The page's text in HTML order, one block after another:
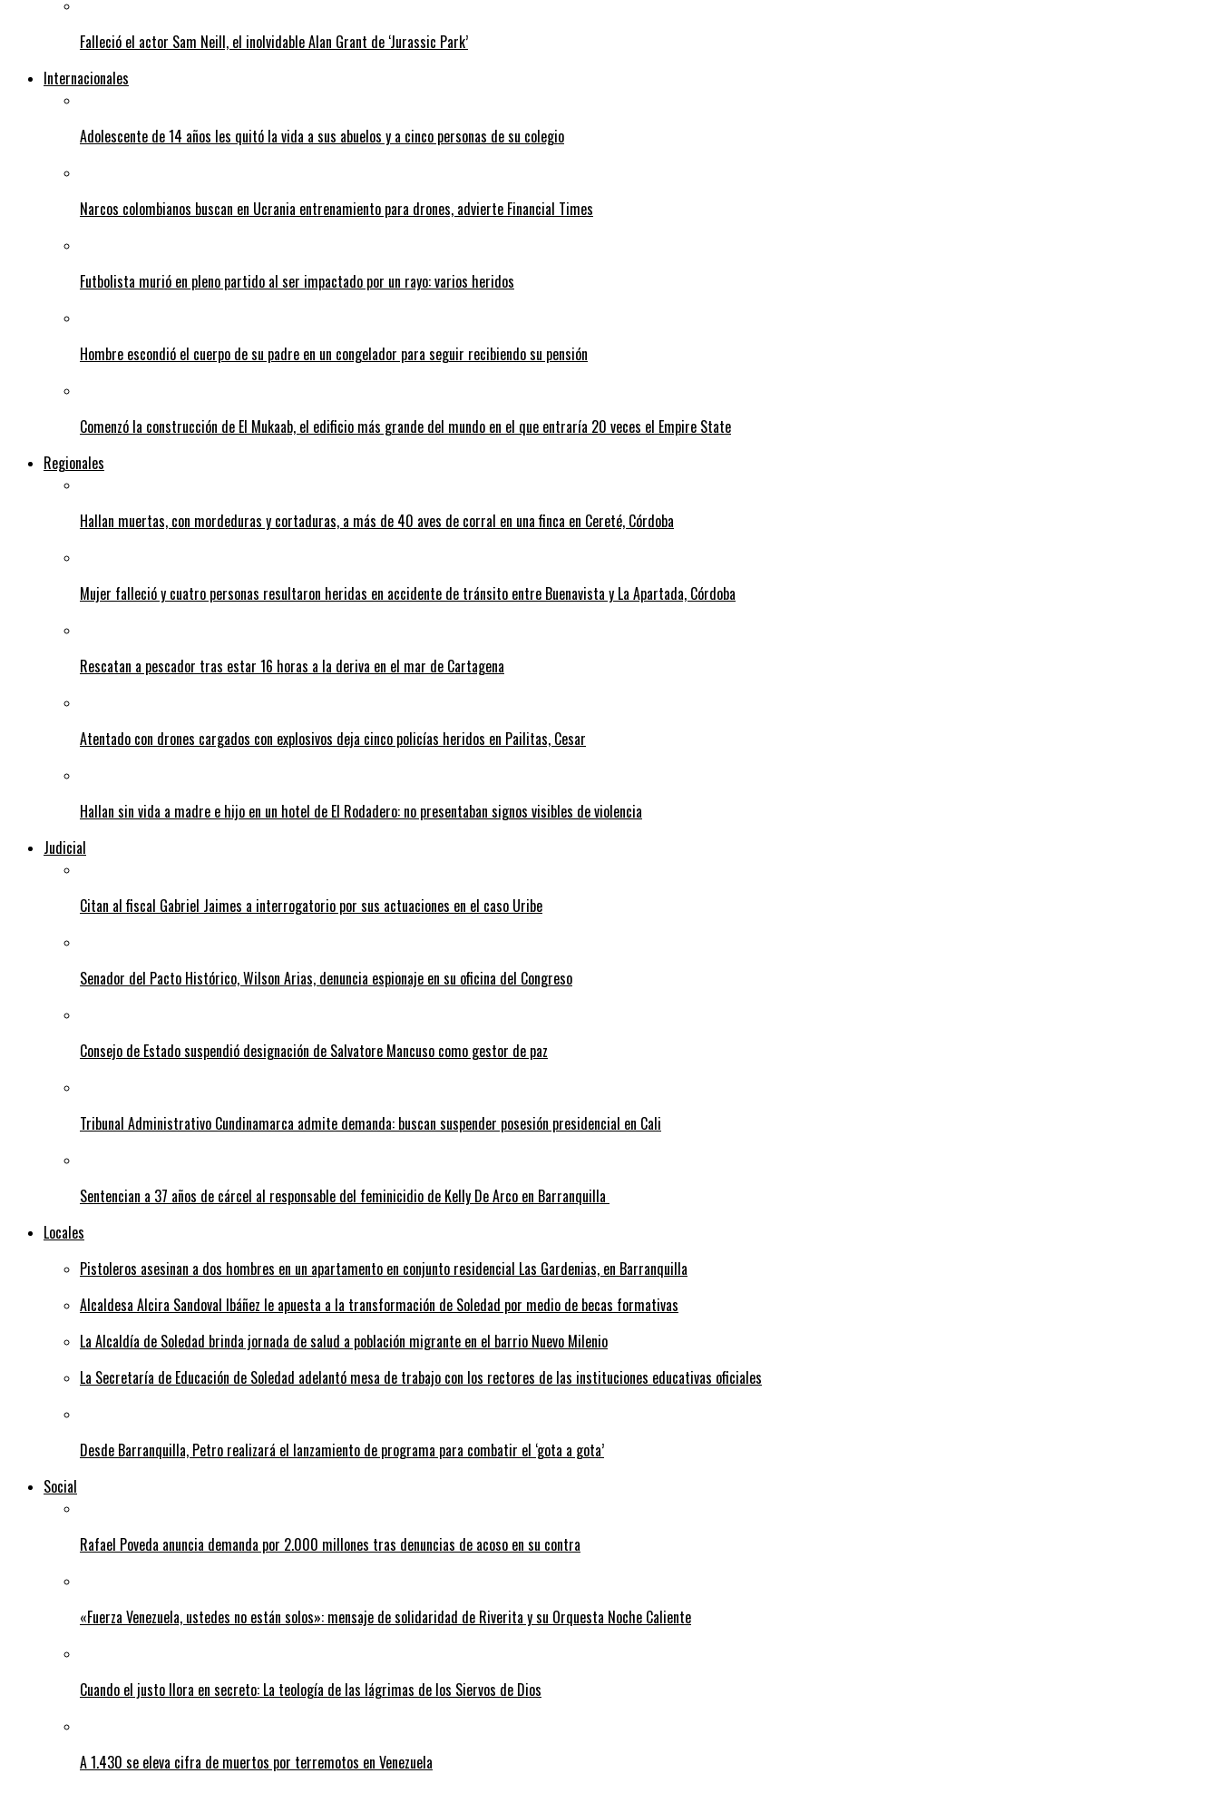
Falleció el actor Sam Neill, el inolvidable Alan Grant de ‘Jurassic Park’
Internacionales
Adolescente de 14 años les quitó la vida a sus abuelos y a cinco personas de su colegio
Narcos colombianos buscan en Ucrania entrenamiento para drones, advierte Financial Times
Futbolista murió en pleno partido al ser impactado por un rayo: varios heridos
Hombre escondió el cuerpo de su padre en un congelador para seguir recibiendo su pensión
Comenzó la construcción de El Mukaab, el edificio más grande del mundo en el que entraría 20 veces el Empire State
Regionales
Hallan muertas, con mordeduras y cortaduras, a más de 40 aves de corral en una finca en Cereté, Córdoba
Mujer falleció y cuatro personas resultaron heridas en accidente de tránsito entre Buenavista y La Apartada, Córdoba
Rescatan a pescador tras estar 16 horas a la deriva en el mar de Cartagena
Atentado con drones cargados con explosivos deja cinco policías heridos en Pailitas, Cesar
Hallan sin vida a madre e hijo en un hotel de El Rodadero: no presentaban signos visibles de violencia
Judicial
Citan al fiscal Gabriel Jaimes a interrogatorio por sus actuaciones en el caso Uribe
Senador del Pacto Histórico, Wilson Arias, denuncia espionaje en su oficina del Congreso
Consejo de Estado suspendió designación de Salvatore Mancuso como gestor de paz
Tribunal Administrativo Cundinamarca admite demanda: buscan suspender posesión presidencial en Cali
Sentencian a 37 años de cárcel al responsable del feminicidio de Kelly De Arco en Barranquilla
Locales
Pistoleros asesinan a dos hombres en un apartamento en conjunto residencial Las Gardenias, en Barranquilla
Alcaldesa Alcira Sandoval Ibáñez le apuesta a la transformación de Soledad por medio de becas formativas
La Alcaldía de Soledad brinda jornada de salud a población migrante en el barrio Nuevo Milenio
La Secretaría de Educación de Soledad adelantó mesa de trabajo con los rectores de las instituciones educativas oficiales
Desde Barranquilla, Petro realizará el lanzamiento de programa para combatir el ‘gota a gota’
Social
Rafael Poveda anuncia demanda por 2.000 millones tras denuncias de acoso en su contra
«Fuerza Venezuela, ustedes no están solos»: mensaje de solidaridad de Riverita y su Orquesta Noche Caliente
Cuando el justo llora en secreto: La teología de las lágrimas de los Siervos de Dios
A 1.430 se eleva cifra de muertos por terremotos en Venezuela